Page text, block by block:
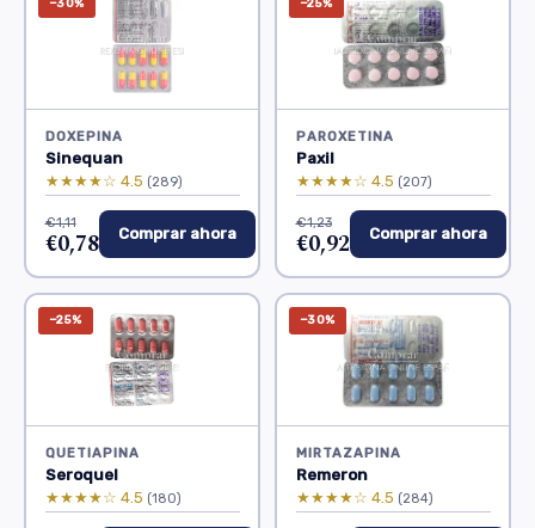
−30%
DOXEPINA
Sinequan
★★★★☆ 4.5 (289)
€1,11
€0,78 Comprar ahora
−25%
PAROXETINA
Paxil
★★★★☆ 4.5 (207)
€1,23
€0,92 Comprar ahora
−25%
QUETIAPINA
Seroquel
★★★★☆ 4.5 (180)
−30%
MIRTAZAPINA
Remeron
★★★★☆ 4.5 (284)